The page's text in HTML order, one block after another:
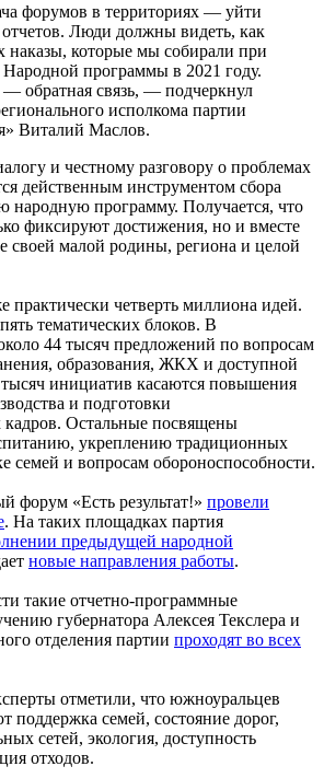
форумов в территориях — уйти
Люди должны видеть, как
наказы, которые мы собирали при
программы в 2021 году.
обратная связь, — подчеркнул
исполкома партии
Виталий Маслов.
и честному разговору о проблемах
действенным инструментом сбора
народную программу. Получается, что
фиксируют достижения, но и вместе
своей малой родины, региона и целой
практически четверть миллиона идей.
тематических блоков. В
44 тысяч предложений по вопросам
образования, ЖКХ и доступной
инициатив касаются повышения
и подготовки
Остальные посвящены
укреплению традиционных
семей и вопросам обороноспособности.
форум «Есть результат!» провели
. На таких площадках партия
предыдущей народной
новые направления работы.
такие отчетно-программные
губернатора Алексея Текслера и
отделения партии проходят во всех
отметили, что южноуральцев
поддержка семей, состояние дорог,
сетей, экология, доступность
отходов.